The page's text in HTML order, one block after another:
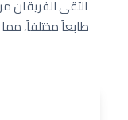
التقى الفريقان
طابعاً مختلفاً،